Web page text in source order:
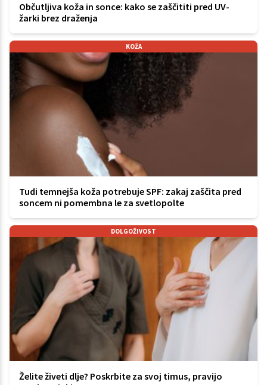
Občutljiva koža in sonce: kako se zaščititi pred UV-
žarki brez draženja
KOŽA
Tudi temnejša koža potrebuje SPF: zakaj zaščita pred
soncem ni pomembna le za svetlopolte
DOLGOŽIVOST
Želite živeti dlje? Poskrbite za svoj timus, pravijo